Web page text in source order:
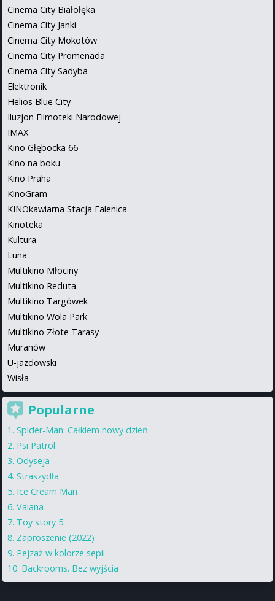
Cinema City Białołęka
Cinema City Janki
Cinema City Mokotów
Cinema City Promenada
Cinema City Sadyba
Elektronik
Helios Blue City
Iluzjon Filmoteki Narodowej
IMAX
Kino Głębocka 66
Kino na boku
Kino Praha
KinoGram
KINOkawiarna Stacja Falenica
Kinoteka
Kultura
Luna
Multikino Młociny
Multikino Reduta
Multikino Targówek
Multikino Wola Park
Multikino Złote Tarasy
Muranów
U-jazdowski
Wisła
Popularne
Spider-Man: Całkiem nowy dzień
Psi Patrol
Odyseja
Straszydła
Ice Cream Man
Vaiana
Toy story 5
Zaproszenie (2022)
Pejzaż w kolorze sepii
Backrooms. Bez wyjścia